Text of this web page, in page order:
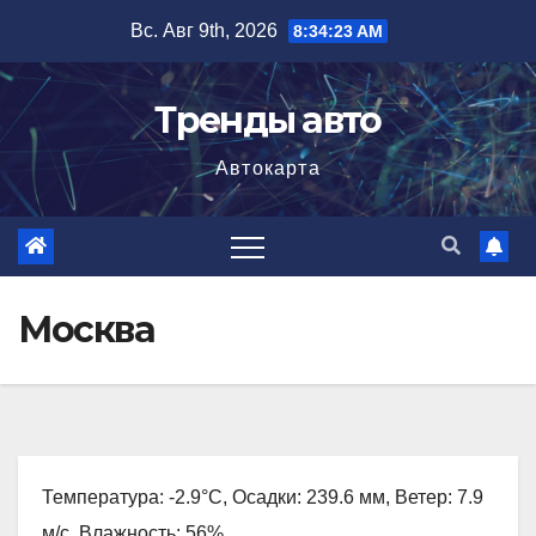
содержимому
Вс. Авг 9th, 2026 8:34:24 AM
Тренды авто
Автокарта
Москва
Температура: -2.9°C, Осадки: 239.6 мм, Ветер: 7.9